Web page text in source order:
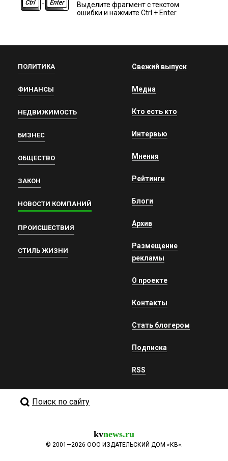
Выделите фрагмент с текстом
ошибки и нажмите Ctrl + Enter.
ПОЛИТИКА
ФИНАНСЫ
НЕДВИЖИМОСТЬ
БИЗНЕС
ОБЩЕСТВО
ЗАКОН
НОВОСТИ КОМПАНИЙ
ПРОИСШЕСТВИЯ
СТИЛЬ ЖИЗНИ
Свежий выпуск
Медиа
Кто есть кто
Интервью
Мнения
Рейтинги
Блоги
Архив
Размещение
рекламы
О проекте
Контакты
Стать блогером
Подписка
RSS
Поиск по сайту
kvnews.ru
© 2001—2026 ООО ИЗДАТЕЛЬСКИЙ ДОМ «КВ».